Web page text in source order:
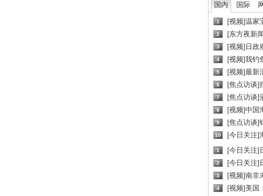
国内 国际
1 [视频]温家
2 [东方夜新
3 [视频]日政
4 [视频]我钓
5 [视频]最新
6 [焦点访谈]
7 [焦点访谈]
8 [视频]中国
9 [焦点访谈]
10 [今日关注]
1 [今日关注]
2 [今日关注]
3 [视频]南非
4 [视频]美国